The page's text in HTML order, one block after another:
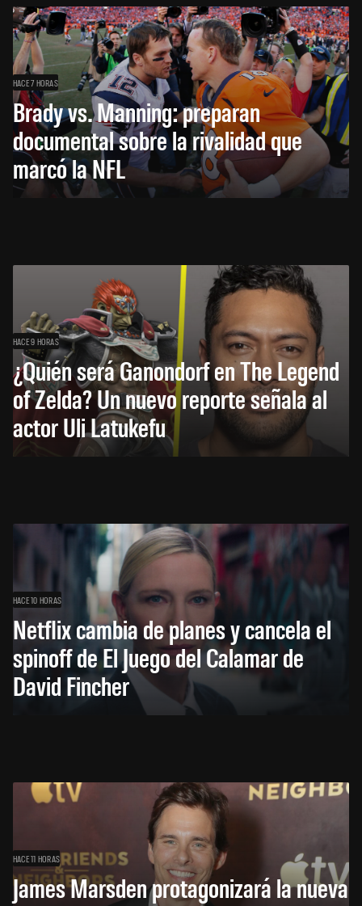
HACE 7 HORAS
Brady vs. Manning: preparan
documental sobre la rivalidad que
marcó la NFL
HACE 9 HORAS
¿Quién será Ganondorf en The Legend
of Zelda? Un nuevo reporte señala al
actor Uli Latukefu
HACE 10 HORAS
Netflix cambia de planes y cancela el
spinoff de El Juego del Calamar de
David Fincher
HACE 11 HORAS
James Marsden protagonizará la nueva